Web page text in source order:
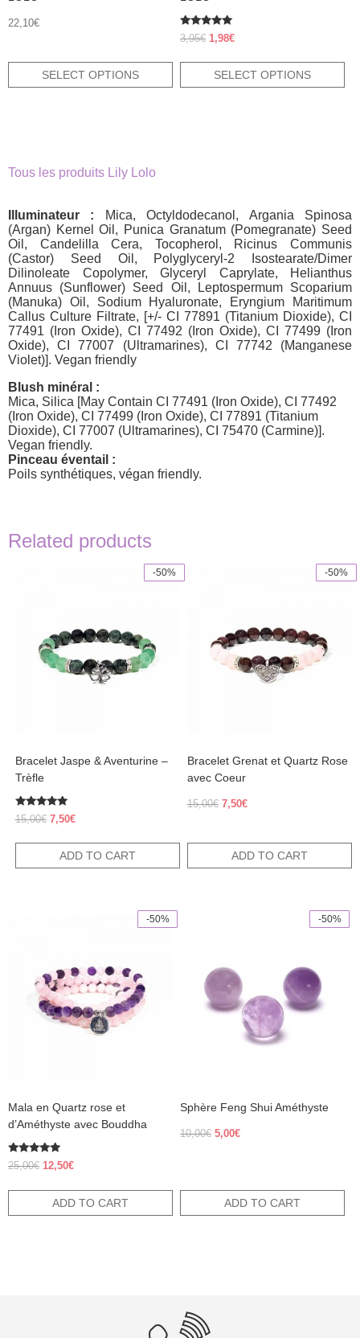
22,10€
SELECT OPTIONS
Rated
5.00
3,95€ Original
was:
1,98€Current
is:
SELECT OPTIONS
Tous les produits Lily Lolo
Illuminateur :
Mica, Octyldodecanol, Argania Spinosa
(Argan) Kernel Oil, Punica Granatum (Pomegranate) Seed
Oil, Candelilla Cera, Tocopherol, Ricinus Communis
(Castor) Seed Oil, Polyglyceryl-2 Isostearate/Dimer
Dilinoleate Copolymer, Glyceryl Caprylate, Helianthus
Annuus (Sunflower) Seed Oil, Leptospermum Scoparium
(Manuka) Oil, Sodium Hyaluronate, Eryngium Maritimum
Callus Culture Filtrate, [+/- CI 77891 (Titanium Dioxide), CI
77491 (Iron Oxide), CI 77492 (Iron Oxide), CI 77499 (Iron
Oxide), CI 77007 (Ultramarines), CI 77742 (Manganese
Violet)]. Vegan friendly
Blush minéral :
Mica, Silica [May Contain CI 77491 (Iron Oxide), CI 77492
(Iron Oxide), CI 77499 (Iron Oxide), CI 77891 (Titanium
Dioxide), CI 77007 (Ultramarines), CI 75470 (Carmine)].
Vegan friendly.
Pinceau éventail :
Poils synthétiques, végan friendly.
Related products
-50%
Bracelet Jaspe & Aventurine –
Trèfle
Rated
5.00
15,00€ Original
was:
7,50€Current
is:
ADD TO CART
-50%
Bracelet Grenat et Quartz Rose
avec Coeur
15,00€ Original
7,50€Current
ADD TO CART
-50%
Mala en Quartz rose et
d’Améthyste avec Bouddha
Rated
5.00
25,00€ Original
25,00€.
12,50€Current
12,50€.
ADD TO CART
-50%
Sphère Feng Shui Améthyste
10,00€ Original
5,00€Current
ADD TO CART